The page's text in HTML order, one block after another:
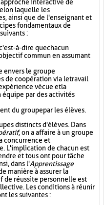
interactive de
laquelle les
ainsi que de l'enseignant et
fondamentaux de
:
à-dire que chacun
commun en assumant
envers le groupe
de coopération via le travail
vécue et la
par des activités
du groupe par les élèves.
distincts d'élèves. Dans
, on a affaire à un groupe
concurrence et
L'implication de chacun est
et tous ont pour tâche
dans l'Apprentissage
manière à assurer la
de réussite personnelle est
Les conditions à réunir
les suivantes :